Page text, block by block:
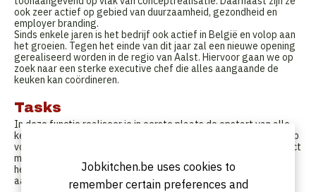
ook zeer actief op gebied van duurzaamheid, gezondheid en
employer branding.
Sinds enkele jaren is het bedrijf ook actief in België en volop aan
het groeien. Tegen het einde van dit jaar zal een nieuwe opening
gerealiseerd worden in de regio van Aalst. Hiervoor gaan we op
zoek naar een sterke executive chef die alles aangaande de
keuken kan coördineren.
Tasks
In deze functie realiseer je in eerste plaats de opstart van alle
keukenactiviteiten in het bedrijf. Je maakt menu's en recepten op
volgens het concept, schrijft technische fiches uit en legt contact
met de leveranciers. Je ondersteunt aanwerving en training van
het keukenteam en overziet alle voorbereidingen voorafgaand
aan de opstart.
Jobkitchen.be uses cookies to
remember certain preferences and